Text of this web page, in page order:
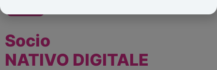
Socio
NATIVO DIGITALE